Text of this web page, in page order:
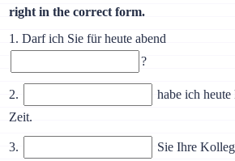
right in the correct form.
1. Darf ich Sie für heute abend
?
2.
habe ich heute
Zeit.
3. Sie Ihre